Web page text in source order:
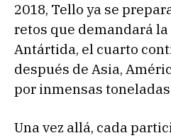
2018, Tello ya se
retos que demandará
Antártida, el cuarto
después de Asia,
por inmensas
Una vez allá, cada